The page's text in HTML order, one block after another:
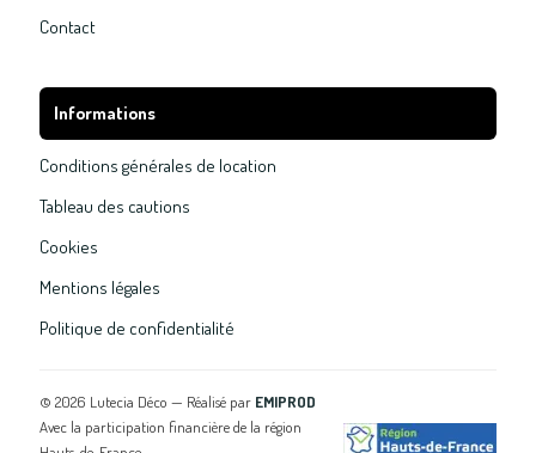
Contact
Informations
Conditions générales de location
Tableau des cautions
Cookies
Mentions légales
Politique de confidentialité
© 2026 Lutecia Déco — Réalisé par EMIPROD
Avec la participation financière de la région